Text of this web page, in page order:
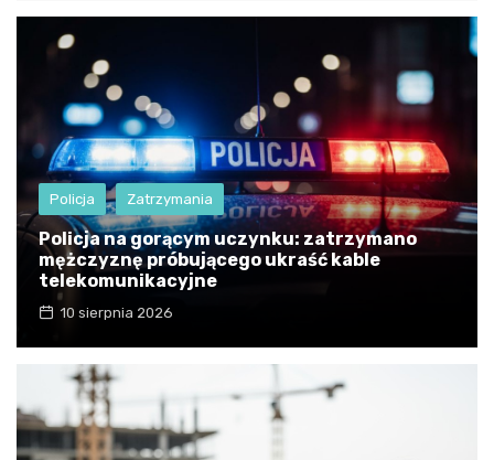
Policja Zatrzymania
Policja na gorącym uczynku: zatrzymano
mężczyznę próbującego ukraść kable
telekomunikacyjne
10 sierpnia 2026